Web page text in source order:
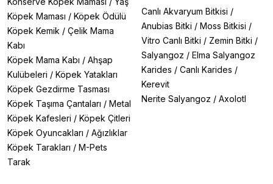
Köpek Maması / Köpek Ödülü
Köpek Kemik / Çelik Mama
Kabı
Köpek Mama Kabı / Ahşap
Kulübeleri / Köpek Yatakları
Köpek Gezdirme Tasması
Köpek Taşıma Çantaları / Metal
Köpek Kafesleri / Köpek Çitleri
Köpek Oyuncakları / Ağızlıklar
Köpek Tarakları / M-Pets
Tarak
Canlı Akvaryum Bitkisi /
Anubias Bitki / Moss Bitkisi /
Vitro Canlı Bitki / Zemin Bitki /
Salyangoz / Elma Salyangoz
Karides / Canlı Karides /
Kerevit
Nerite Salyangoz / Axolotl